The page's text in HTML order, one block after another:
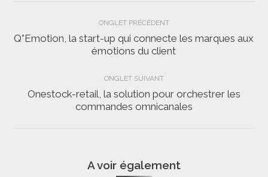
Navigation
de
ONGLET PRÉCÉDENT
Onglet
Q°Emotion, la start-up qui connecte les marques aux
émotions du client
ONGLET SUIVANT
Onglet
Onestock-retail, la solution pour orchestrer les
commandes omnicanales
A voir également